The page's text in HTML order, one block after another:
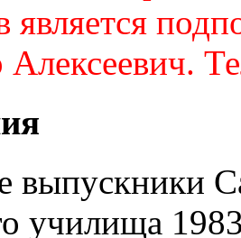
является
Алексеевич.
выпускники
училища